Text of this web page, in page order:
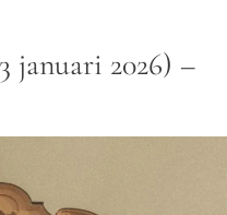
januari 2026) –